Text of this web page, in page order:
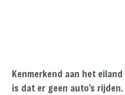
Kenmerkend aan het eiland
is dat er geen auto’s rijden.